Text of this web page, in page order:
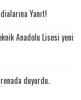
Yanıt!
Anadolu Lisesi yeni
duyurdu.